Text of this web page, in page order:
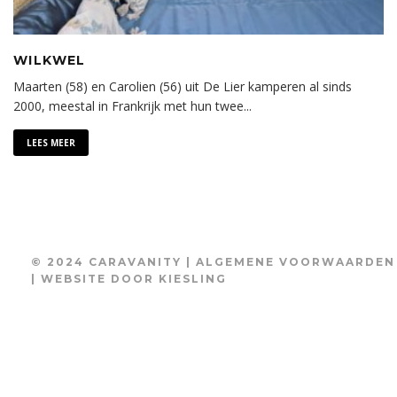
WILKWEL
Maarten (58) en Carolien (56) uit De Lier kamperen al sinds
2000, meestal in Frankrijk met hun twee...
LEES MEER
© 2024 CARAVANITY | ALGEMENE VOORWAARDEN
| WEBSITE DOOR KIESLING